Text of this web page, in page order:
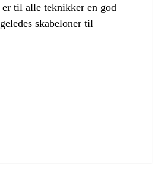
til alle teknikker en god
skabeloner til